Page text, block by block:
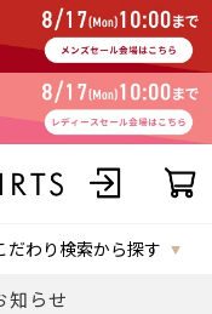
だわり検索から探す
知らせ